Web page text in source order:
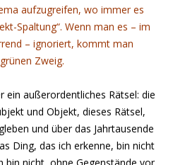
aufzugreifen, wo immer es
Spaltung“. Wenn man es – im
– ignoriert, kommt man
Zweig.
ein außerordentliches Rätsel: die
und Objekt, dieses Rätsel,
und über das Jahrtausende
Ding, das ich erkenne, bin nicht